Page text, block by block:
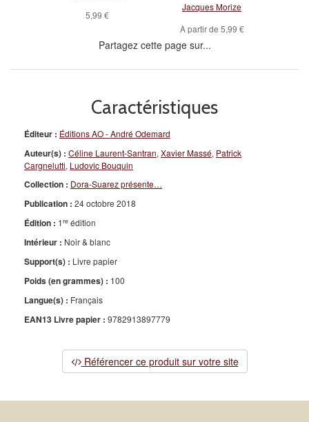
5,99 €
Jacques Morize
À partir de 5,99 €
Partagez cette page sur...
Caractéristiques
Éditeur : Éditions AO - André Odemard
Auteur(s) : Céline Laurent-Santran,Xavier Massé, Patrick
Cargnelutti, Ludovic Bouquin
Collection : Dora-Suarez présente…
Publication : 24 octobre 2018
Édition : 1re édition
Intérieur : Noir & blanc
Support(s) : Livre papier
Poids (en grammes) : 100
Langue(s) : Français
EAN13 Livre papier : 9782913897779
Référencer ce produit sur votre site